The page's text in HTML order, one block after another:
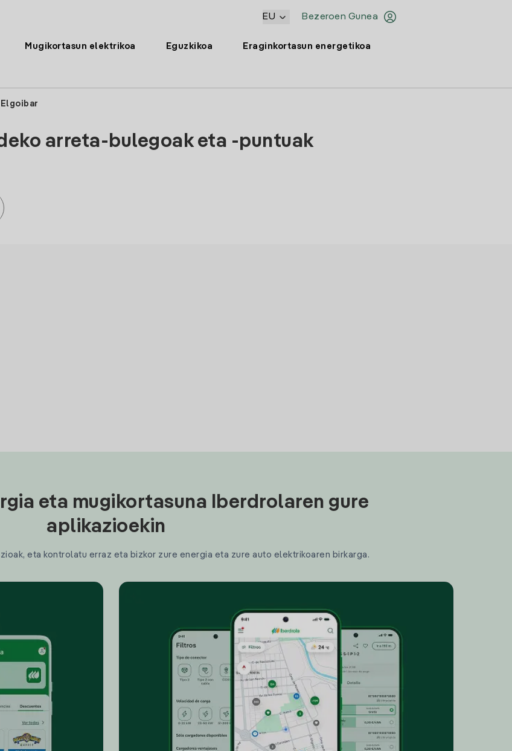
Bezeroen Gunea
EU
Mugikortasun elektrikoa Eguzkikoa Eraginkortasun energetikoa
Elgoibar
arreta-bulegoak eta -puntuak
eta mugikortasuna Iberdrolaren gure
aplikazioekin
eta kontrolatu erraz eta bizkor zure energia eta zure auto elektrikoaren birkarga.